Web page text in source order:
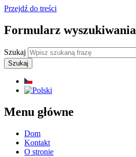
Przejdź do treści
Formularz wyszukiwania
Szukaj
Menu główne
Dom
Kontakt
O stronie